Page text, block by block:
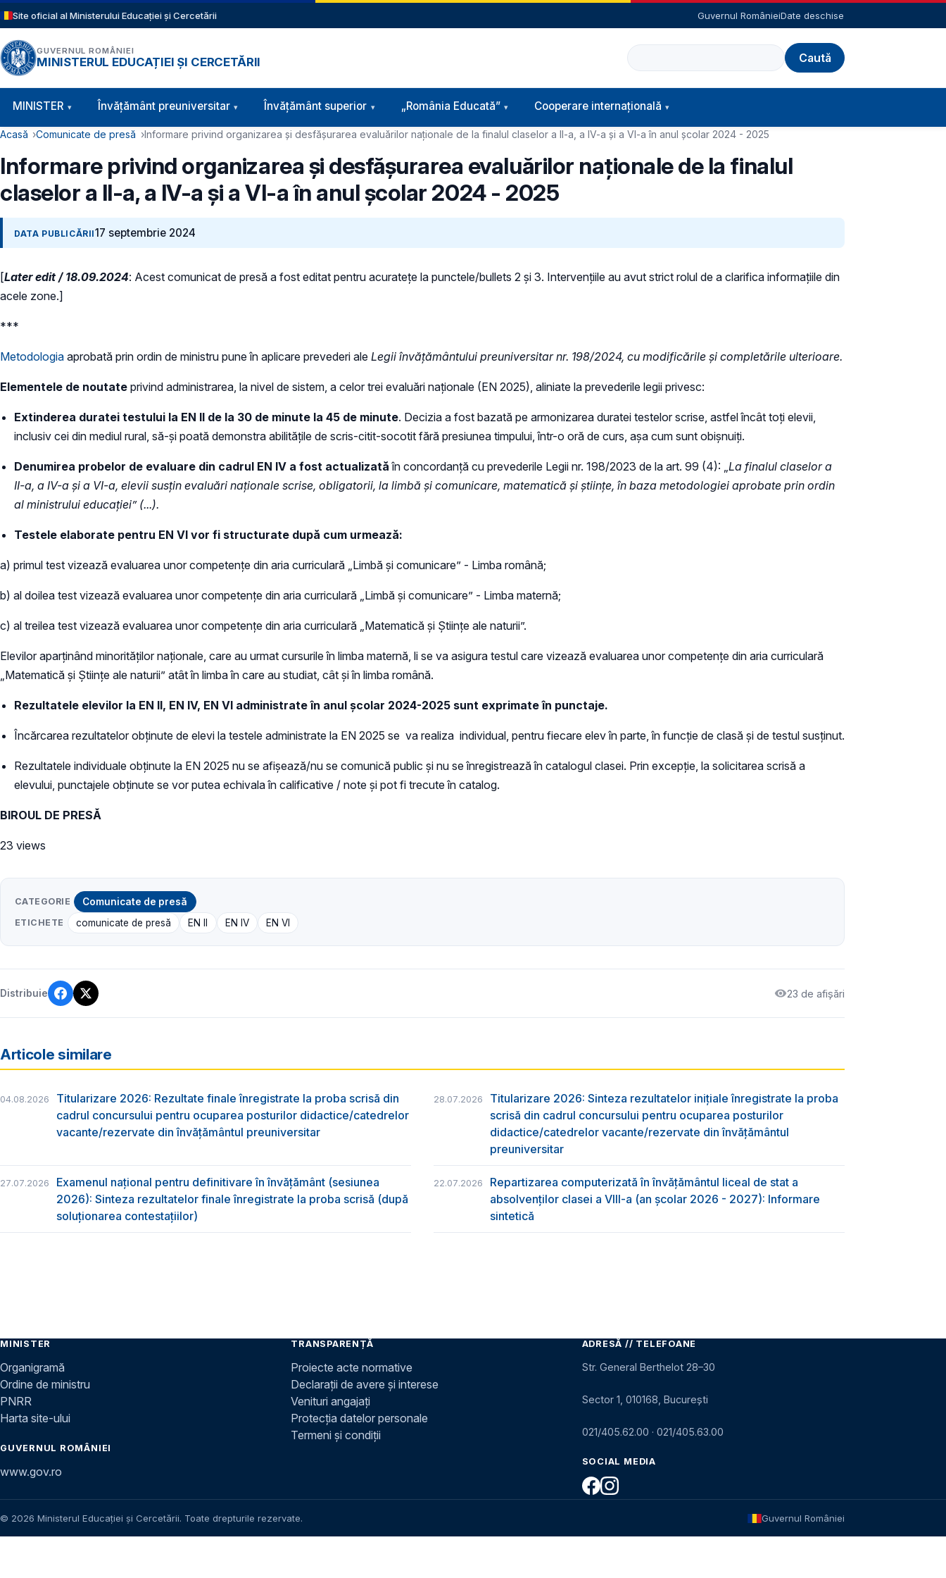
Sari la conținutul principal
Site oficial al Ministerului Educației și Cercetării Guvernul RomânieiDate deschise
GUVERNUL ROMÂNIEI
MINISTERUL EDUCAȚIEI ȘI CERCETĂRII
Caută
Navigație principală
MINISTER Învăţământ preuniversitar Învățământ superior „România Educată” Cooperare internațională
Cale de navigare
Acasă Comunicate de presă Informare privind organizarea și desfășurarea evaluărilor naționale de la finalul claselor a II-a, a IV-a și a VI-a în anul școlar 2024 - 2025
Informare privind organizarea și desfășurarea evaluărilor naționale de la finalul
claselor a II-a, a IV-a și a VI-a în anul școlar 2024 - 2025
DATA PUBLICĂRII17 septembrie 2024
[Later edit / 18.09.2024: Acest comunicat de presă a fost editat pentru acuratețe la punctele/bullets 2 și 3. Intervențiile au avut strict rolul de a clarifica informațiile din
acele zone.]
***
Metodologia aprobată prin ordin de ministru pune în aplicare prevederi ale Legii învățământului preuniversitar nr. 198/2024, cu modificările și completările ulterioare.
Elementele de noutate privind administrarea, la nivel de sistem, a celor trei evaluări naționale (EN 2025), aliniate la prevederile legii privesc:
Extinderea duratei testului la EN II de la 30 de minute la 45 de minute. Decizia a fost bazată pe armonizarea duratei testelor scrise, astfel încât toți elevii,
inclusiv cei din mediul rural, să-și poată demonstra abilitățile de scris-citit-socotit fără presiunea timpului, într-o oră de curs, așa cum sunt obișnuiți.
Denumirea probelor de evaluare din cadrul EN IV a fost actualizată în concordanță cu prevederile Legii nr. 198/2023 de la art. 99 (4): „La finalul claselor a
II-a, a IV-a și a VI-a, elevii susțin evaluări naționale scrise, obligatorii, la limbă și comunicare, matematică și științe, în baza metodologiei aprobate prin ordin
al ministrului educației” (...).
Testele elaborate pentru EN VI vor fi structurate după cum urmează:
a) primul test vizează evaluarea unor competenţe din aria curriculară „Limbă şi comunicare” - Limba română;
b) al doilea test vizează evaluarea unor competențe din aria curriculară „Limbă și comunicare” - Limba maternă;
c) al treilea test vizează evaluarea unor competenţe din aria curriculară „Matematică şi Ştiinţe ale naturii”.
Elevilor aparţinând minorităţilor naţionale, care au urmat cursurile în limba maternă, li se va asigura testul care vizează evaluarea unor competenţe din aria curriculară
„Matematică şi Ştiinţe ale naturii” atât în limba în care au studiat, cât şi în limba română.
Rezultatele elevilor la EN II, EN IV, EN VI administrate în anul școlar 2024-2025 sunt exprimate în punctaje.
Încărcarea rezultatelor obţinute de elevi la testele administrate la EN 2025 se va realiza individual, pentru fiecare elev în parte, în funcţie de clasă şi de testul susţinut.
Rezultatele individuale obținute la EN 2025 nu se afișează/nu se comunică public şi nu se înregistrează în catalogul clasei. Prin excepție, la solicitarea scrisă a
elevului, punctajele obținute se vor putea echivala în calificative / note și pot fi trecute în catalog.
BIROUL DE PRESĂ
23 views
CATEGORIE Comunicate de presă
ETICHETE comunicate de presă EN II EN IV EN VI
Distribuie 23 de afișări
Articole similare
04.08.2026
Titularizare 2026: Rezultate finale înregistrate la proba scrisă din
cadrul concursului pentru ocuparea posturilor didactice/catedrelor
vacante/rezervate din învăţământul preuniversitar
28.07.2026
Titularizare 2026: Sinteza rezultatelor inițiale înregistrate la proba
scrisă din cadrul concursului pentru ocuparea posturilor
didactice/catedrelor vacante/rezervate din învăţământul
preuniversitar
27.07.2026
Examenul național pentru definitivare în învățământ (sesiunea
2026): Sinteza rezultatelor finale înregistrate la proba scrisă (după
soluționarea contestațiilor)
22.07.2026
Repartizarea computerizată în învăţământul liceal de stat a
absolvenţilor clasei a VIII-a (an școlar 2026 - 2027): Informare
sintetică
MINISTER
Organigramă
Ordine de ministru
PNRR
Harta site-ului
GUVERNUL ROMÂNIEI
www.gov.ro
TRANSPARENȚĂ
Proiecte acte normative
Declarații de avere și interese
Venituri angajați
Protecția datelor personale
Termeni și condiții
ADRESĂ // TELEFOANE
Str. General Berthelot 28–30
Sector 1, 010168, București
021/405.62.00 · 021/405.63.00
SOCIAL MEDIA
© 2026 Ministerul Educației și Cercetării. Toate drepturile rezervate. Guvernul României